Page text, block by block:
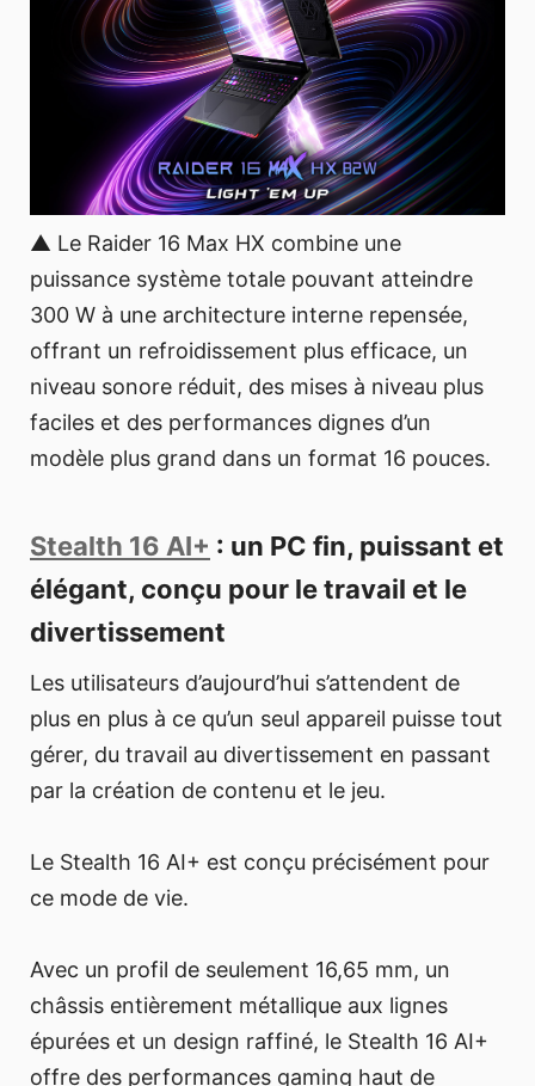
▲ Le Raider 16 Max HX combine une
puissance système totale pouvant atteindre
300 W à une architecture interne repensée,
offrant un refroidissement plus efficace, un
niveau sonore réduit, des mises à niveau plus
faciles et des performances dignes d’un
modèle plus grand dans un format 16 pouces.
Stealth 16 AI+ : un PC fin, puissant et
élégant, conçu pour le travail et le
divertissement
Les utilisateurs d’aujourd’hui s’attendent de
plus en plus à ce qu’un seul appareil puisse tout
gérer, du travail au divertissement en passant
par la création de contenu et le jeu.
Le Stealth 16 AI+ est conçu précisément pour
ce mode de vie.
Avec un profil de seulement 16,65 mm, un
châssis entièrement métallique aux lignes
épurées et un design raffiné, le Stealth 16 AI+
offre des performances gaming haut de